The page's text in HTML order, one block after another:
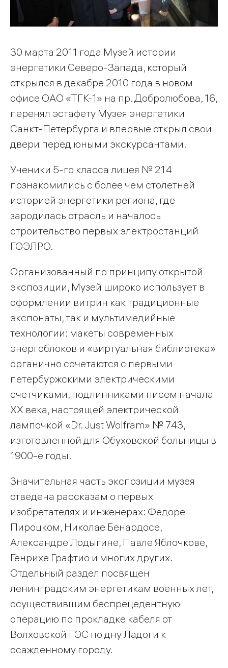
30 марта 2011 года Музей истории
энергетики Северо-Запада, который
открылся в декабре 2010 года в новом
офисе ОАО «ТГК-1» на пр. Добролюбова, 16,
перенял эстафету Музея энергетики
Санкт-Петербурга и впервые открыл свои
двери перед юными экскурсантами.
Ученики 5-го класса лицея № 214
познакомились с более чем столетней
историей энергетики региона, где
зародилась отрасль и началось
строительство первых электростанций
ГОЭЛРО.
Организованный по принципу открытой
экспозиции, Музей широко использует в
оформлении витрин как традиционные
экспонаты, так и мультимедийные
технологии: макеты современных
энергоблоков и «виртуальная библиотека»
органично сочетаются с первыми
петербуржскими электрическими
счетчиками, подлинниками писем начала
ХХ века, настоящей электрической
лампочкой «Dr. Just Wolfram» № 743,
изготовленной для Обуховской больницы в
1900-е годы.
Значительная часть экспозиции музея
отведена рассказам о первых
изобретателях и инженерах: Федоре
Пироцком, Николае Бенардосе,
Александре Лодыгине, Павле Яблочкове,
Генрихе Графтио и многих других.
Отдельный раздел посвящен
ленинградским энергетикам военных лет,
осуществившим беспрецедентную
операцию по прокладке кабеля от
Волховской ГЭС по дну Ладоги к
осажденному городу.